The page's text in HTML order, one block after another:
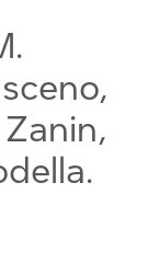
Zanin,